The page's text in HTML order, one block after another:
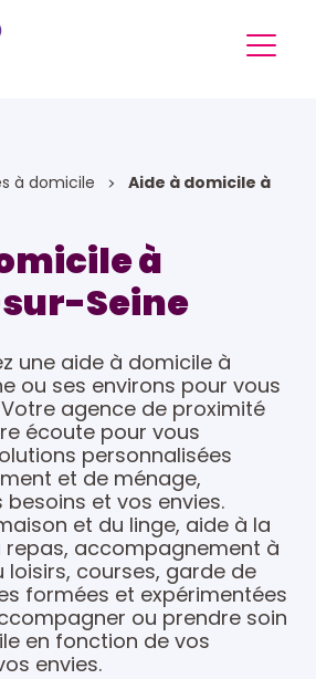
à domicile
Aide à domicile à
à
Seine
une aide à domicile à
ou ses environs pour vous
agence de proximité
écoute pour vous
personnalisées
et de ménage,
et vos envies.
et du linge, aide à la
repas, accompagnement à
loisirs, courses, garde de
formées et expérimentées
ou prendre soin
en fonction de vos
envies.